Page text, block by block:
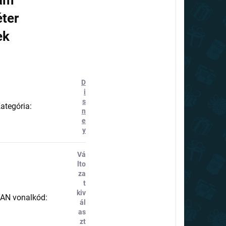
:
D
i
s
n
e
y
vonalkód:
Vá
lto
za
t
kiv
ál
as
zt